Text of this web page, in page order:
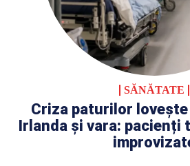
SĂNĂTATE
Criza paturilor
Irlanda și vara: